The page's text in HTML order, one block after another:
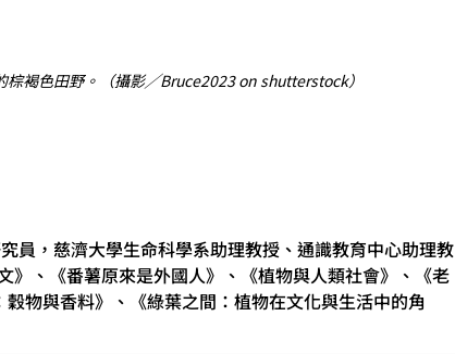
褐色田野。（攝影╱Bruce2023 on shutterstock）
，慈濟大學生命科學系助理教授、通識教育中心助理教
、《番薯原來是外國人》、《植物與人類社會》、《老
物與香料》、《綠葉之間：植物在文化與生活中的角